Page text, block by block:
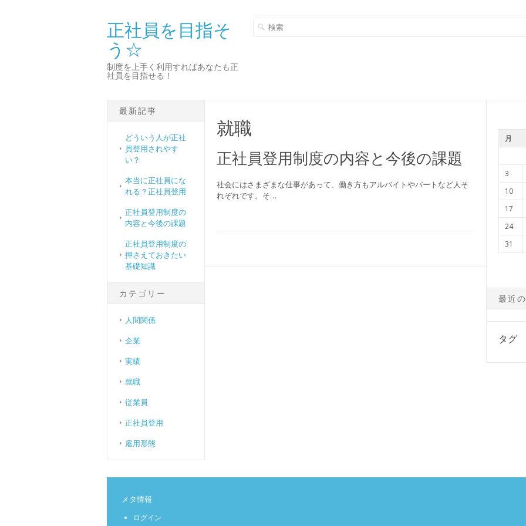
正社員を目指そ
う☆
制度を上手く利用すればあなたも正
社員を目指せる！
最新記事
どういう人が正社
員登用されやす
い？
本当に正社員にな
れる？正社員登用
正社員登用制度の
内容と今後の課題
正社員登用制度の
押さえておきたい
基礎知識
カテゴリー
人間関係
企業
実績
就職
従業員
正社員登用
雇用形態
就職
正社員登用制度の内容と今後の課題
社会にはさまざまな仕事があって、働き方もアルバイトやパートなど人そ
れぞれです。そ…
月
3
10
17
24
31
最近
タグ
メタ情報
ログイン